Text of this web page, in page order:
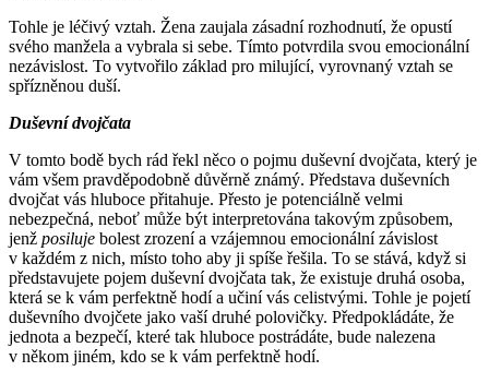
Tohle je léčivý vztah. Žena zaujala zásadní rozhodnutí, že opustí
svého manžela a vybrala si sebe. Tímto potvrdila svou emocionální
nezávislost. To vytvořilo základ pro milující, vyrovnaný vztah se
spřízněnou duší.
Duševní dvojčata
V tomto bodě bych rád řekl něco o pojmu duševní dvojčata, který je
vám všem pravděpodobně důvěrně známý. Představa duševních
dvojčat vás hluboce přitahuje. Přesto je potenciálně velmi
nebezpečná, neboť může být interpretována takovým způsobem,
jenž posiluje bolest zrození a vzájemnou emocionální závislost
v každém z nich, místo toho aby ji spíše řešila. To se stává, když si
představujete pojem duševní dvojčata tak, že existuje druhá osoba,
která se k vám perfektně hodí a učiní vás celistvými. Tohle je pojetí
duševního dvojčete jako vaší druhé polovičky. Předpokládáte, že
jednota a bezpečí, které tak hluboce postrádáte, bude nalezena
v někom jiném, kdo se k vám perfektně hodí.